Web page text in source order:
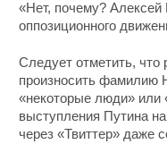
«Нет, почему?
оппозиционного
Следует отметить, что
произносить фамилию
«некоторые люди» или
выступления Путина
через «Твиттер» даже